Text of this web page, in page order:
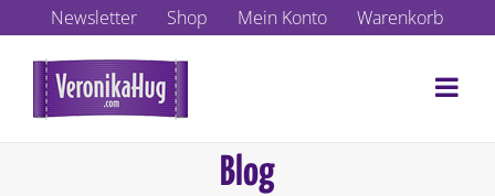
Inhalt
springen
Newsletter Shop Mein Konto Warenkorb
Blog